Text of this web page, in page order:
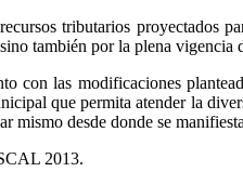
tributarios proyectados
también por la plena
con las modificaciones
que permita atender la
mismo desde donde se
2013.